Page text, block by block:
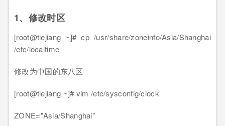
1、修改时区
[root@tiejiang ~]# cp /usr/share/zoneinfo/Asia/Shanghai
/etc/localtime
修改为中国的东八区
[root@tiejiang ~]# vim /etc/sysconfig/clock
ZONE="Asia/Shanghai"